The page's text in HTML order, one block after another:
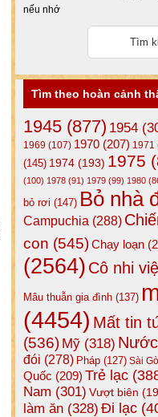
nếu nhớ
Tìm theo hoàn cảnh
1945 (877) 1954
1969 (107) 1970 (207) 1971
(145) 1974 (193) 1975
(100) 1978 (91) 1979 (99) 1980
bỏ rơi (147) Bỏ nhà
Campuchia (288)
con (545)Chạy loạn
(2564) Cô nhi
Mâu thuẫn gia đình (137)
(4454) Mất tin
(536) Mỹ (318)
đói (278) Pháp (127) Sài
Quốc (209) Trẻ lạc
Nam (301) Vượt biên
làm ăn (328) Đi lạc